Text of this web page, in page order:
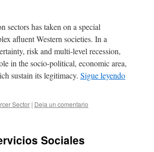
sectors has taken on a special
afluent Western societies. In a
risk and multi-level recession,
in the socio-political, economic area,
sustain its legitimacy. Sigue leyendo
Sector | Deja un comentario
Sociales